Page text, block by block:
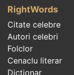
RightWords
Citate celebre
Autori celebri
Folclor
Cenaclu literar
Dicționar